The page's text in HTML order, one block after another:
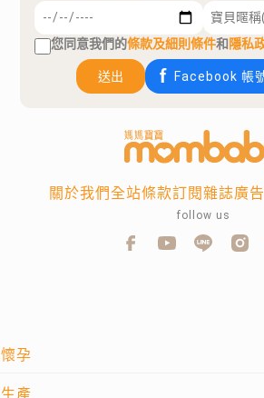
您同意我們的條款及細則條件和隱私
送出 Facebook 帳
懷孕
生產
關於我們全站條款訂閱雜誌廣
follow us